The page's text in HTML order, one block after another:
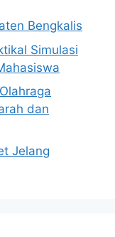
Bengkalis
Simulasi
dan
Jelang